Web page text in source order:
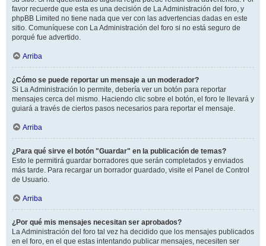
favor recuerde que esta es una decisión de La Administración del foro, y
phpBB Limited no tiene nada que ver con las advertencias dadas en este
sitio. Comuníquese con La Administración del foro si no está seguro de
porqué fue advertido.
Arriba
¿Cómo se puede reportar un mensaje a un moderador?
Si La Administración lo permite, debería ver un botón para reportar
mensajes cerca del mismo. Haciendo clic sobre el botón, el foro le llevará y
guiará a través de ciertos pasos necesarios para reportar el mensaje.
Arriba
¿Para qué sirve el botón "Guardar" en la publicación de temas?
Esto le permitirá guardar borradores que serán completados y enviados
más tarde. Para recargar un borrador guardado, visite el Panel de Control
de Usuario.
Arriba
¿Por qué mis mensajes necesitan ser aprobados?
La Administración del foro tal vez ha decidido que los mensajes publicados
en el foro, en el que estas intentando publicar mensajes, necesiten ser